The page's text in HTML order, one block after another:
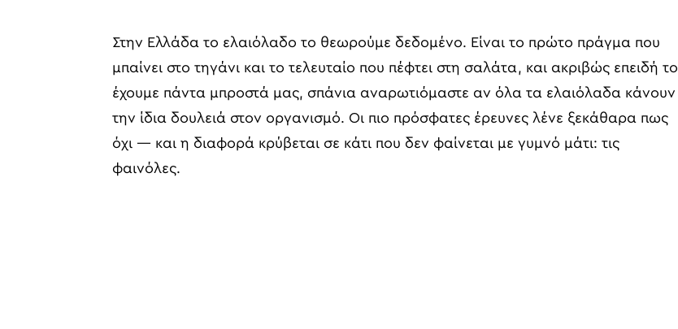
Στην Ελλάδα το ελαιόλαδο το θεωρούμε δεδομένο. Είναι το πρώτο πράγμα που
μπαίνει στο τηγάνι και το τελευταίο που πέφτει στη σαλάτα, και ακριβώς επειδή το
έχουμε πάντα μπροστά μας, σπάνια αναρωτιόμαστε αν όλα τα ελαιόλαδα κάνουν
την ίδια δουλειά στον οργανισμό. Οι πιο πρόσφατες έρευνες λένε ξεκάθαρα πως
όχι — και η διαφορά κρύβεται σε κάτι που δεν φαίνεται με γυμνό μάτι: τις
φαινόλες.